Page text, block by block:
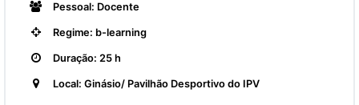
Pessoal: Docente
Regime: b-learning
Duração: 25 h
Local: Ginásio/ Pavilhão Desportivo do IPV